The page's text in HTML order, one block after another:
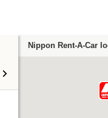
Nippon Rent-A-Car